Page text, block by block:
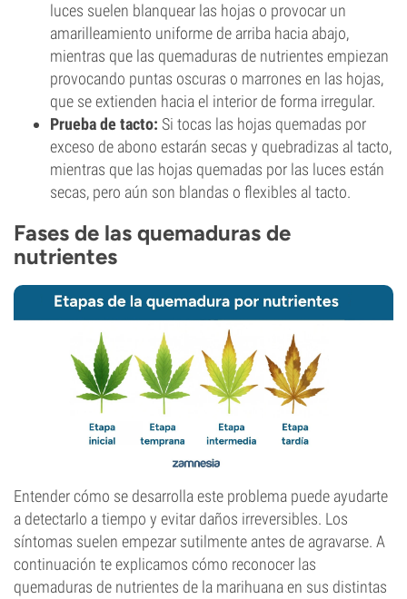
luces suelen blanquear las hojas o provocar un
amarilleamiento uniforme de arriba hacia abajo,
mientras que las quemaduras de nutrientes empiezan
provocando puntas oscuras o marrones en las hojas,
que se extienden hacia el interior de forma irregular.
Prueba de tacto: Si tocas las hojas quemadas por
exceso de abono estarán secas y quebradizas al tacto,
mientras que las hojas quemadas por las luces están
secas, pero aún son blandas o flexibles al tacto.
Fases de las quemaduras de
nutrientes
Entender cómo se desarrolla este problema puede ayudarte
a detectarlo a tiempo y evitar daños irreversibles. Los
síntomas suelen empezar sutilmente antes de agravarse. A
continuación te explicamos cómo reconocer las
quemaduras de nutrientes de la marihuana en sus distintas